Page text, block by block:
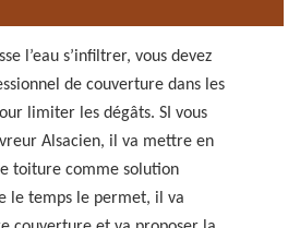
l’eau s’infiltrer, vous devez
de couverture dans les
limiter les dégâts. SI vous
Alsacien, il va mettre en
toiture comme solution
le temps le permet, il va